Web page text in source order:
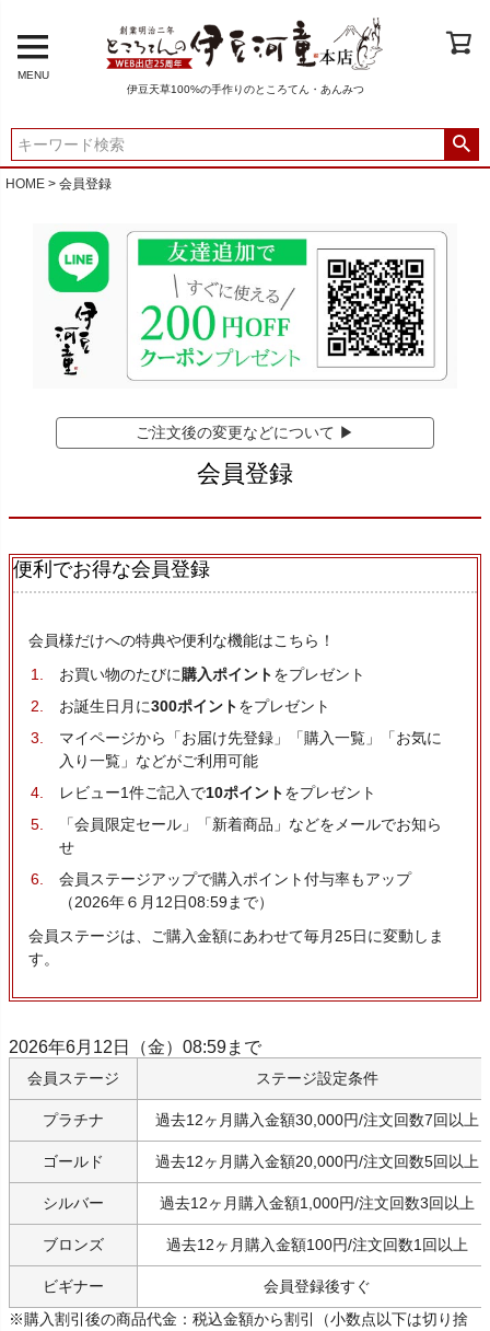
MENU
伊豆天草100%の手作りのところてん・あんみつ
HOME 会員登録
ご注文後の変更などについて ▶
会員登録
便利でお得な会員登録
会員様だけへの特典や便利な機能はこちら！
お買い物のたびに 購入ポイントをプレゼント
お誕生日月に300ポイントをプレゼント
マイページから「お届け先登録」「購入一覧」「お気に
入り一覧」などがご利用可能
レビュー1件ご記入で10ポイントをプレゼント
「会員限定セール」「新着商品」などをメールでお知ら
せ
会員ステージアップで購入ポイント付与率もアップ
（2026年６月12日08:59まで）
会員ステージは、ご購入金額にあわせて毎月25日に変動しま
す。
2026年6月12日（金）08:59まで
会員ステージ ステージ設定条件
プラチナ 過去12ヶ月購入金額30,000円/注文回数7回以上
ゴールド 過去12ヶ月購入金額20,000円/注文回数5回以上
シルバー 過去12ヶ月購入金額1,000円/注文回数3回以上
ブロンズ 過去12ヶ月購入金額100円/注文回数1回以上
ビギナー
会員登録後すぐ
※購入割引後の商品代金：税込金額から割引（小数点以下は切り捨